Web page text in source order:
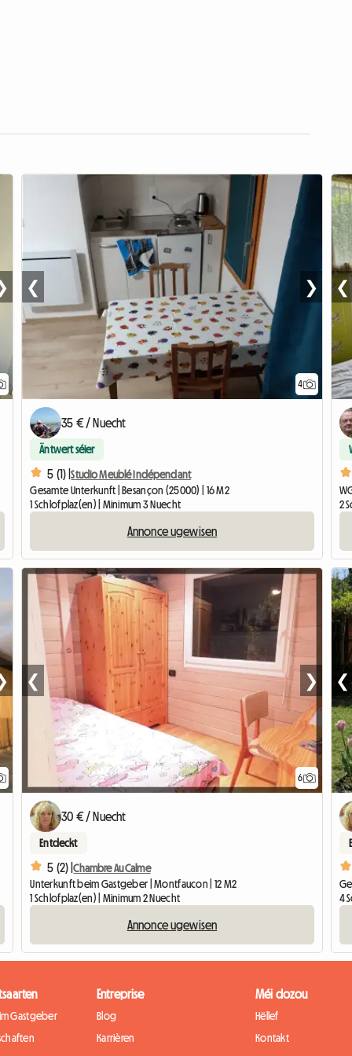
4
❮ ❯
35 € / Nuecht
Äntwert séier
5 (1) |Studio Meublé Indépendant
Gesamte Unterkunft | Besançon (25000) | 16 M2
1 Schlofplaz(en) | Minimum 3 Nuecht
Annonce ugewisen
❮
2
6
❮ ❯
30 € / Nuecht
Entdeckt
5 (2) |Chambre Au Calme
Unterkunft beim Gastgeber | Montfaucon | 12 M2
1 Schlofplaz(en) | Minimum 2 Nuecht
Annonce ugewisen
❮
4
Gastgeber
Entreprise
Blog
Karrièren
Méi dozou
Hëllef
Kontakt